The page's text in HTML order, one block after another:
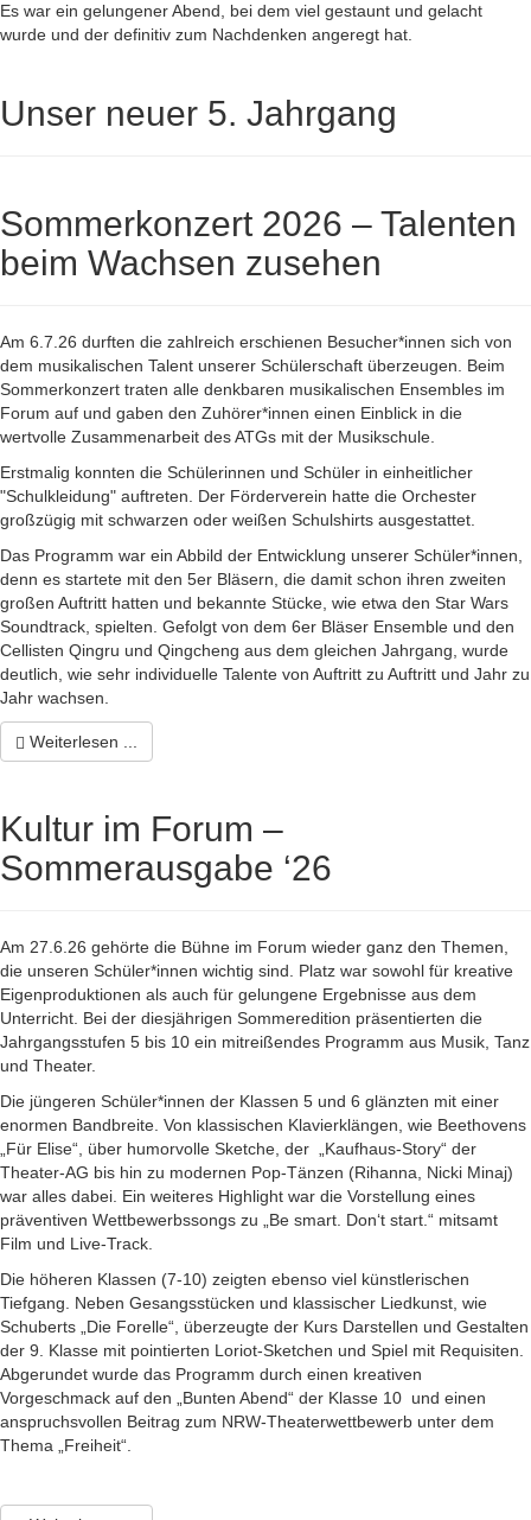
Es war ein gelungener Abend, bei dem viel gestaunt und gelacht
wurde und der definitiv zum Nachdenken angeregt hat.
Unser neuer 5. Jahrgang
Sommerkonzert 2026 – Talenten
beim Wachsen zusehen
Am 6.7.26 durften die zahlreich erschienen Besucher*innen sich von
dem musikalischen Talent unserer Schülerschaft überzeugen. Beim
Sommerkonzert traten alle denkbaren musikalischen Ensembles im
Forum auf und gaben den Zuhörer*innen einen Einblick in die
wertvolle Zusammenarbeit des ATGs mit der Musikschule.
Erstmalig konnten die Schülerinnen und Schüler in einheitlicher
"Schulkleidung" auftreten. Der Förderverein hatte die Orchester
großzügig mit schwarzen oder weißen Schulshirts ausgestattet.
Das Programm war ein Abbild der Entwicklung unserer Schüler*innen,
denn es startete mit den 5er Bläsern, die damit schon ihren zweiten
großen Auftritt hatten und bekannte Stücke, wie etwa den Star Wars
Soundtrack, spielten. Gefolgt von dem 6er Bläser Ensemble und den
Cellisten Qingru und Qingcheng aus dem gleichen Jahrgang, wurde
deutlich, wie sehr individuelle Talente von Auftritt zu Auftritt und Jahr zu
Jahr wachsen.
Weiterlesen ...
Kultur im Forum –
Sommerausgabe ‘26
Am 27.6.26 gehörte die Bühne im Forum wieder ganz den Themen,
die unseren Schüler*innen wichtig sind. Platz war sowohl für kreative
Eigenproduktionen als auch für gelungene Ergebnisse aus dem
Unterricht. Bei der diesjährigen Sommeredition präsentierten die
Jahrgangsstufen 5 bis 10 ein mitreißendes Programm aus Musik, Tanz
und Theater.
Die jüngeren Schüler*innen der Klassen 5 und 6 glänzten mit einer
enormen Bandbreite. Von klassischen Klavierklängen, wie Beethovens
„Für Elise“, über humorvolle Sketche, der „Kaufhaus-Story“ der
Theater-AG bis hin zu modernen Pop-Tänzen (Rihanna, Nicki Minaj)
war alles dabei. Ein weiteres Highlight war die Vorstellung eines
präventiven Wettbewerbssongs zu „Be smart. Don‘t start.“ mitsamt
Film und Live-Track.
Die höheren Klassen (7-10) zeigten ebenso viel künstlerischen
Tiefgang. Neben Gesangsstücken und klassischer Liedkunst, wie
Schuberts „Die Forelle“, überzeugte der Kurs Darstellen und Gestalten
der 9. Klasse mit pointierten Loriot-Sketchen und Spiel mit Requisiten.
Abgerundet wurde das Programm durch einen kreativen
Vorgeschmack auf den „Bunten Abend“ der Klasse 10 und einen
anspruchsvollen Beitrag zum NRW-Theaterwettbewerb unter dem
Thema „Freiheit“.